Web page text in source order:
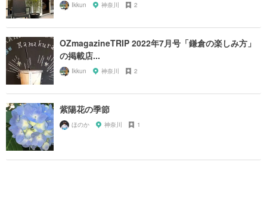
Ikkun 神奈川 2
OZmagazineTRIP 2022年7月号「鎌倉の楽しみ方」
の掲載店...
Ikkun 神奈川 2
紫陽花の季節
ほのか 神奈川 1